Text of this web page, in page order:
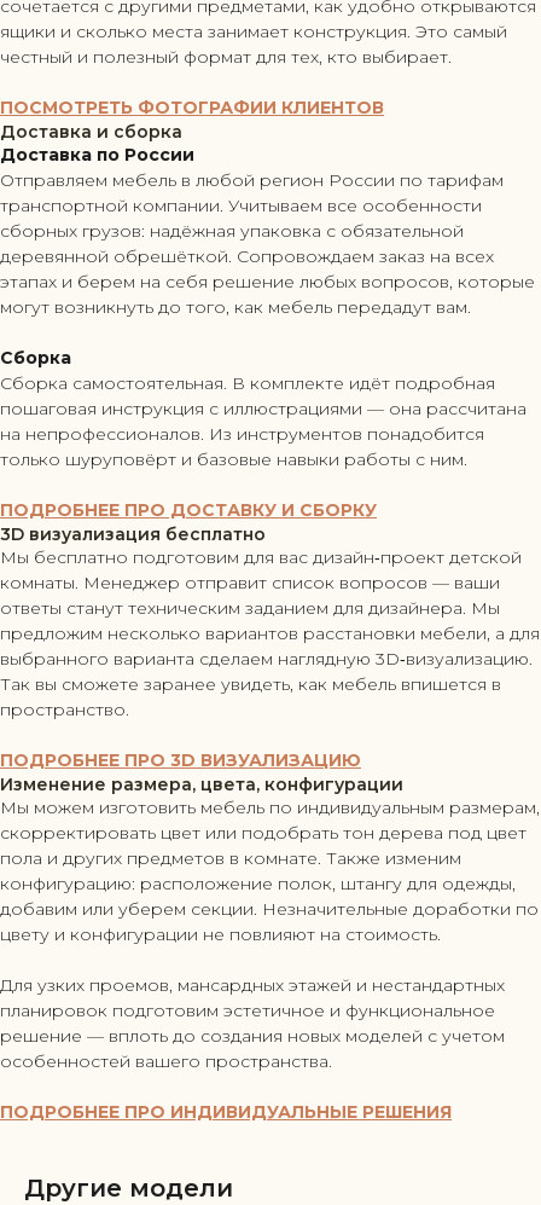
сочетается с другими предметами, как удобно открываются
ящики и сколько места занимает конструкция. Это самый
честный и полезный формат для тех, кто выбирает.
ПОСМОТРЕТЬ ФОТОГРАФИИ КЛИЕНТОВ
Доставка и сборка
Доставка по России
Отправляем мебель в любой регион России по тарифам
транспортной компании. Учитываем все особенности
сборных грузов: надёжная упаковка с обязательной
деревянной обрешёткой. Сопровождаем заказ на всех
этапах и берем на себя решение любых вопросов, которые
могут возникнуть до того, как мебель передадут вам.
Сборка
Сборка самостоятельная. В комплекте идёт подробная
пошаговая инструкция с иллюстрациями — она рассчитана
на непрофессионалов. Из инструментов понадобится
только шуруповёрт и базовые навыки работы с ним.
ПОДРОБНЕЕ ПРО ДОСТАВКУ И СБОРКУ
3D визуализация бесплатно
Мы бесплатно подготовим для вас дизайн‑проект детской
комнаты. Менеджер отправит список вопросов — ваши
ответы станут техническим заданием для дизайнера. Мы
предложим несколько вариантов расстановки мебели, а для
выбранного варианта сделаем наглядную 3D‑визуализацию.
Так вы сможете заранее увидеть, как мебель впишется в
пространство.
ПОДРОБНЕЕ ПРО 3D ВИЗУАЛИЗАЦИЮ
Изменение размера, цвета, конфигурации
Мы можем изготовить мебель по индивидуальным размерам,
скорректировать цвет или подобрать тон дерева под цвет
пола и других предметов в комнате. Также изменим
конфигурацию: расположение полок, штангу для одежды,
добавим или уберем секции. Незначительные доработки по
цвету и конфигурации не повлияют на стоимость.
Для узких проемов, мансардных этажей и нестандартных
планировок подготовим эстетичное и функциональное
решение — вплоть до создания новых моделей с учетом
особенностей вашего пространства.
ПОДРОБНЕЕ ПРО ИНДИВИДУАЛЬНЫЕ РЕШЕНИЯ
Другие модели